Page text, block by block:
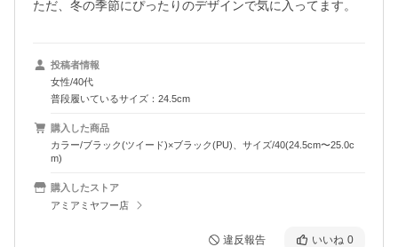
ただ、冬の季節にぴったりのデザインで気に入ってます。
投稿者情報
女性/40代
普段履いているサイズ：24.5cm
購入した商品
カラー/ブラック(ツイード)×ブラック(PU)、サイズ/40(24.5cm〜25.0c
m)
購入したストア
アミアミヤフー店
違反報告 いいね 0